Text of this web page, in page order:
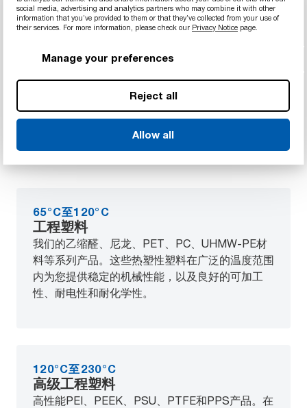
social media, advertising and analytics partners who may combine it with other
information that you’ve provided to them or that they’ve collected from your use of
their services. For more information, please check our Privacy Notice page.
Manage your preferences
Reject all
Allow all
更多热塑性型材
寻找其它产品？
从应用的工作温度开始，探索工程项目的材料可能
性
65°C至120°C
工程塑料
我们的乙缩醛、尼龙、PET、PC、UHMW-PE材
料等系列产品。这些热塑性塑料在广泛的温度范围
内为您提供稳定的机械性能，以及良好的可加工
性、耐电性和耐化学性。
120°C至230°C
高级工程塑料
高性能PEI、PEEK、PSU、PTFE和PPS产品。在